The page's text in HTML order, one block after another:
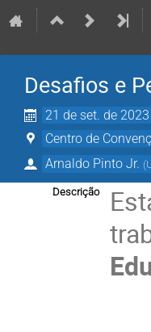
Desafios e
21 de set. de
Centro de
Arnaldo Pinto Jr. (
Descrição